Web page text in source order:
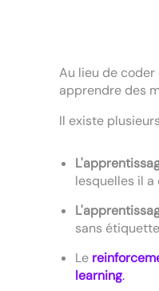
Au lieu de
apprendre des
Il existe plusieurs
lesquelles il a
sans
Le
learning.